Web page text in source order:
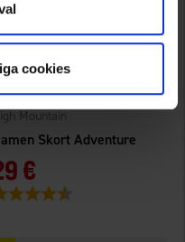
cookies
Skort Adventure
Mountain
1426
€